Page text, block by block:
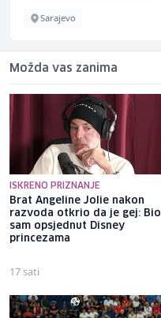
Sarajevo
Možda vas zanima
ISKRENO PRIZNANJE
Brat Angeline Jolie nakon
razvoda otkrio da je gej: Bio
sam opsjednut Disney
princezama
17 sati